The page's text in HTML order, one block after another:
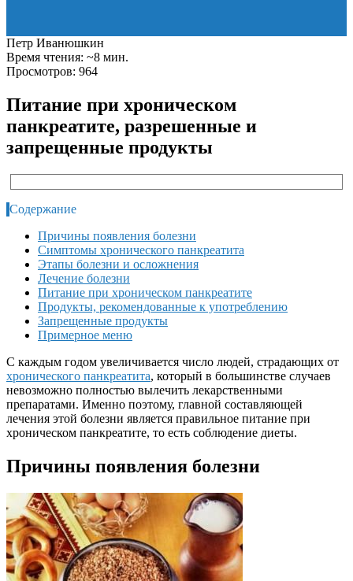
Петр Иванюшкин
Время чтения: ~8 мин.
Просмотров: 964
Питание при хроническом
панкреатите, разрешенные и
запрещенные продукты
Содержание
Причины появления болезни
Симптомы хронического панкреатита
Этапы болезни и осложнения
Лечение болезни
Питание при хроническом панкреатите
Продукты, рекомендованные к употреблению
Запрещенные продукты
Примерное меню
С каждым годом увеличивается число людей, страдающих от
хронического панкреатита, который в большинстве случаев
невозможно полностью вылечить лекарственными
препаратами. Именно поэтому, главной составляющей
лечения этой болезни является правильное питание при
хроническом панкреатите, то есть соблюдение диеты.
Причины появления болезни